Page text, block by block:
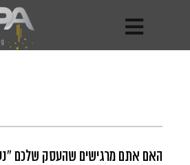
האם אתם מרגישים שהעסק שלכם